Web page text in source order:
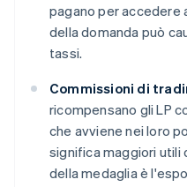
pagano per accedere
della domanda può
tassi.
Commissioni di
ricompensano gli LP
che avviene nei loro
significa maggiori utili
della medaglia è